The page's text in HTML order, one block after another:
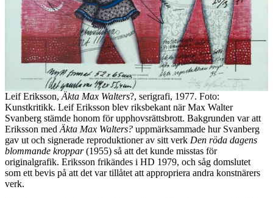
Leif Eriksson, Äkta Max Walters?, serigrafi, 1977. Foto:
Kunstkritikk. Leif Eriksson blev riksbekant när Max Walter
Svanberg stämde honom för upphovsrättsbrott. Bakgrunden var att
Eriksson med Äkta Max Walters? uppmärksammade hur Svanberg
gav ut och signerade reproduktioner av sitt verk Den röda dagens
blommande kroppar(1955) så att det kunde misstas för
originalgrafik. Eriksson frikändes i HD 1979, och såg domslutet
som ett bevis på att det var tillåtet att appropriera andra konstnärers
verk.